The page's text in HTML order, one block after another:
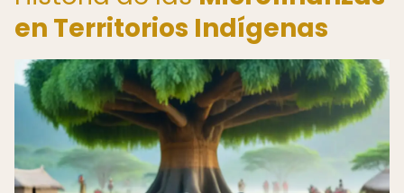
en Territorios Indígenas